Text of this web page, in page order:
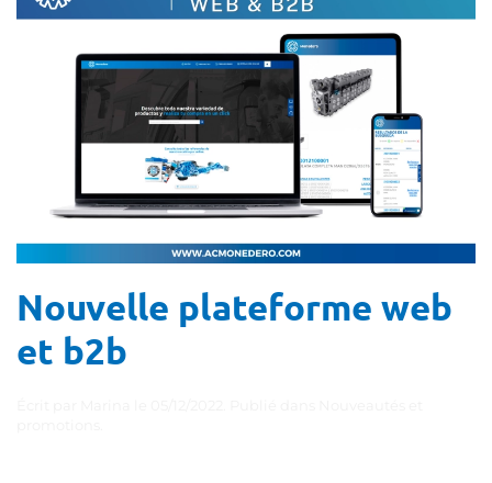
Nouvelle plateforme web
et b2b